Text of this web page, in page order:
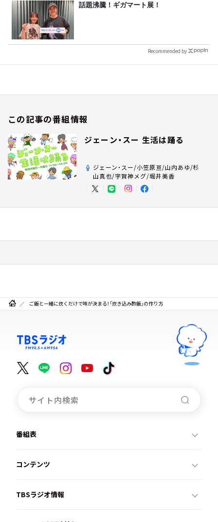
話題沸騰！ギガマート展！
Recommended by
この記事の番組情報
ジェーン・スー 生活は踊る
ジェーン・スー/小笠原亘/山内あゆ/杉
山真也/宇賀神メグ/堀井美香
ご飯と一緒に炊くだけで味が決まる！「炊き込み酢飯」の作り方
番組表
コンテンツ
TBSラジオ情報